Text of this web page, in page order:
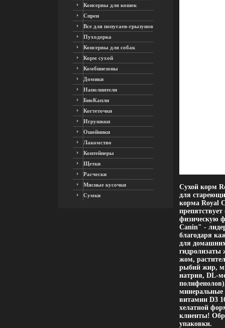
Консервы для кошек
Спреи
Все для попугаев-грызунов
Пуходерка
Консервы для собак
Корм сухой
Комбинезоны
Домики
Наполнители
БиоКапли
Когтеточки
Игрушкки
Ошейники
Лакомство
Контейнеры
Щетки
Расчески
Мясные кусочки
Сумки
Сухой корм
для
корма Royal
физическую
Canin" -
благодаря
для
гидролизаты
жом,
рыбий жир,
натрия, DL-
минеральные
витамин D3
хелатной
клиенты!
упаковки.